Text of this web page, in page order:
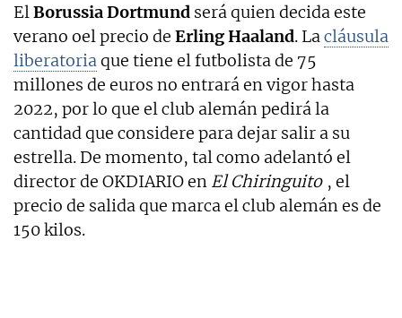
ElBorussia Dortmund será quien decida este
verano oel precio de Erling Haaland. Lacláusula
liberatoriaque tiene el futbolista de 75
millones de euros no entrará en vigor hasta
2022, por lo que el club alemán pedirá la
cantidad que considere para dejar salir a su
estrella. De momento, tal como adelantó el
director de OKDIARIO en El Chiringuito , el
precio de salida que marca el club alemán es de
150 kilos.